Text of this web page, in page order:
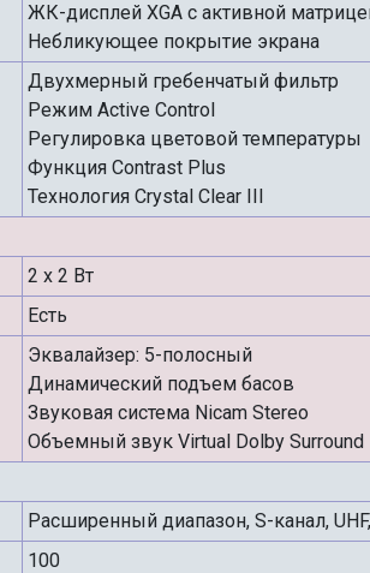
ЖК-дисплей XGA с активной
Небликующее покрытие экрана
Двухмерный гребенчатый фильтр
Режим Active Control
Регулировка цветовой температуры
Функция Contrast Plus
Технология Crystal Clear III
2 x 2 Вт
Есть
Эквалайзер: 5-полосный
Динамический подъем басов
Звуковая система Nicam Stereo
Объемный звук Virtual Dolby Surround
Расширенный диапазон, S-канал,
100